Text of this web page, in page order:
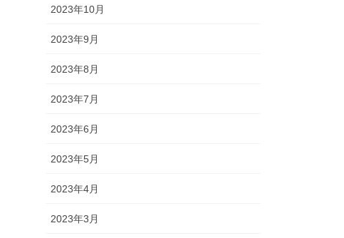
2023年10月
2023年9月
2023年8月
2023年7月
2023年6月
2023年5月
2023年4月
2023年3月